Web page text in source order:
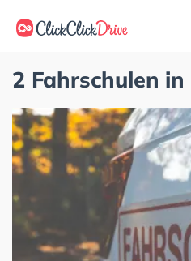
2 Fahrschulen